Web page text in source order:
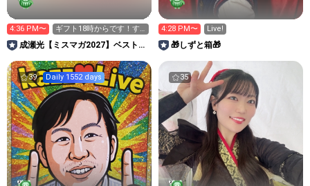
4:36 PM〜
ギフト18時からです！す
みません！！（ ; ; ）
成瀬光【ミスマガ2027】ベスト20
4:28 PM〜 Live!
🎁しずと箱🎁
39 Daily 1552 days 35